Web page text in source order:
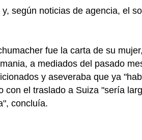
según noticias de agencia, el
fue la carta de su
a mediados del pasado
y aseveraba que ya
el traslado a Suiza "sería
concluía.